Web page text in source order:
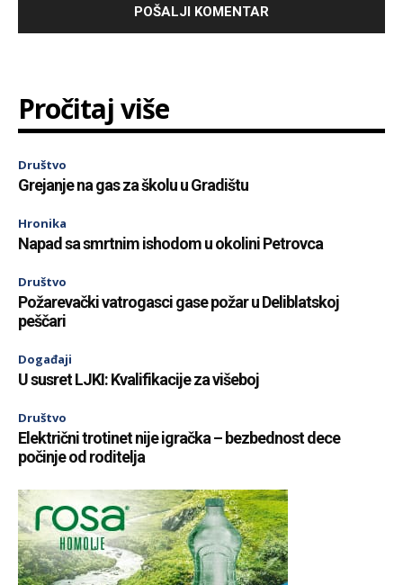
Pročitaj više
Društvo
Grejanje na gas za školu u Gradištu
Hronika
Napad sa smrtnim ishodom u okolini Petrovca
Društvo
Požarevački vatrogasci gase požar u Deliblatskoj
peščari
Događaji
U susret LJKI: Kvalifikacije za višeboj
Društvo
Električni trotinet nije igračka – bezbednost dece
počinje od roditelja